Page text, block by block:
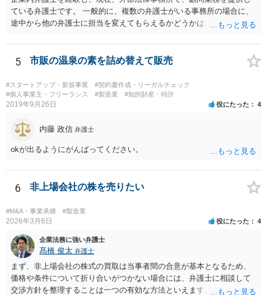
ている弁護士です。 一般的に、複数の弁護士がいる事務所の場合に、
途中から他の弁護士に担当を変えてもらえるかどうかは、当該事務所
が不満を抱いている弁護士を担当にすることは望ましくないため、別
の弁護士に変更するのが通常でしょう。それでも、担当弁護士を変え
てくれない場合は、他の弁護士の担当案件が一般で担当を変えられな
いなどの事情があるかと思います。 担当弁護士が変わらず、仕事内容
も改善されない場合には、決済権限を持つ上司に相談し、顧問契約自
体を見直すのが一番かと思います。
5 市販の温泉の素を詰め替えて販売
#スタートアップ・新規事業
#契約書作成・リーガルチェック
#個人事業主・フリーランス
#製造業 #知的財産・特許
2019年9月26日 役にたった 4
内藤 政信 弁護士
okが出るようにがんばってください。
6 非上場会社の株を売りたい
#M&A・事業承継 #製造業
2026年3月6日 役にたった 4
企業法務に強い弁護士
髙橋 俊太 弁護士
まず、非上場会社の株式の買取は当事者間の合意が基本となるため、
価格や条件について折り合いがつかない場合には、弁護士に相談して
交渉方針を整理することは一つの有効な方法といえます。特に、株価